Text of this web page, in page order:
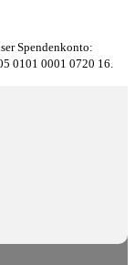
Spendenkonto:
0101 0001 0720 16.